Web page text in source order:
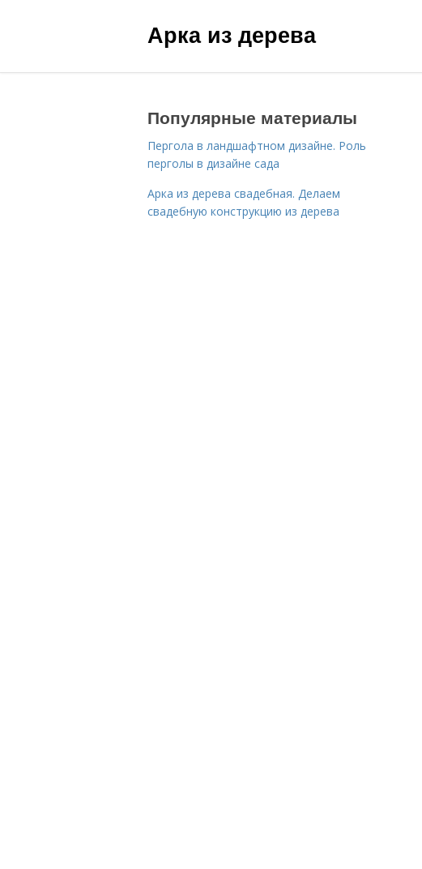
Арка из дерева
Популярные материалы
Пергола в ландшафтном дизайне. Роль
перголы в дизайне сада
Арка из дерева свадебная. Делаем
свадебную конструкцию из дерева